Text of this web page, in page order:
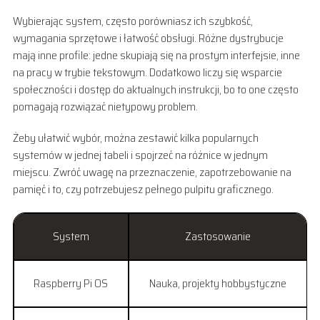
Wybierając system, często porówniasz ich szybkość,
wymagania sprzętowe i łatwość obsługi. Różne dystrybucje
mają inne profile: jedne skupiają się na prostym interfejsie, inne
na pracy w trybie tekstowym. Dodatkowo liczy się wsparcie
społeczności i dostęp do aktualnych instrukcji, bo to one często
pomagają rozwiązać nietypowy problem.
Żeby ułatwić wybór, można zestawić kilka popularnych
systemów w jednej tabeli i spojrzeć na różnice w jednym
miejscu. Zwróć uwagę na przeznaczenie, zapotrzebowanie na
pamięć i to, czy potrzebujesz pełnego pulpitu graficznego.
System Zastosowanie
Raspberry Pi OS Nauka, projekty hobbystyczne